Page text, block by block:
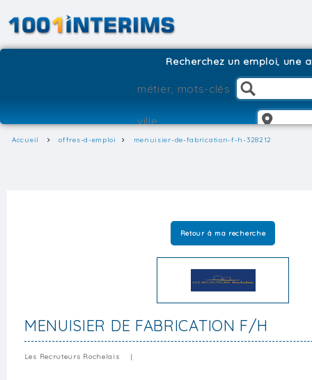
Recherchez un emploi, une
Accueil offres-d-emploi menuisier-de-fabrication-f-h-328212
Retour à ma recherche
MENUISIER DE FABRICATION F/H
Les Recruteurs Rochelais |